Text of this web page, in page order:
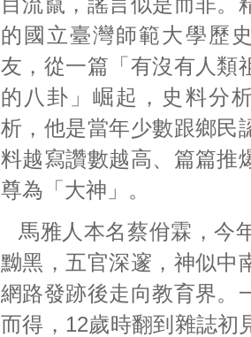
的國立臺灣師範大學歷
友，從一篇「有沒有人類
的八卦」崛起，史料分
析，他是當年少數跟鄉民
料越寫讚數越高、篇篇推
尊為「大神」。
馬雅人本名蔡佾霖，今
黝黑，五官深邃，神似中
網路發跡後走向教育界。
而得，12歲時翻到雜誌初